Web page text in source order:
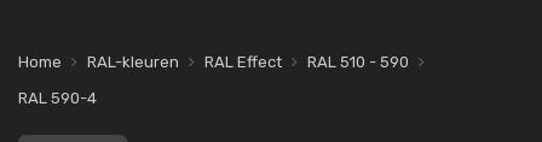
Home RAL-kleuren RAL Effect
RAL 510 - 590
RAL 590-4